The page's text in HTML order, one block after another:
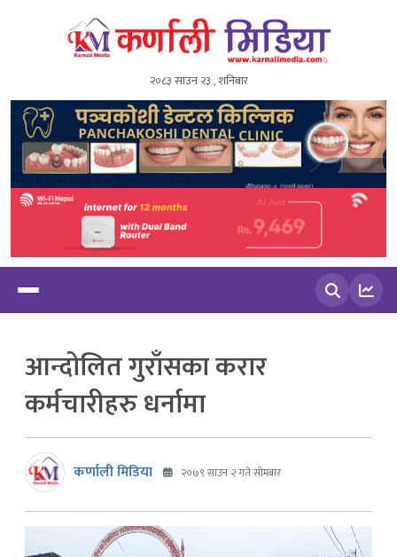
२०८३ साउन २३ , शनिबार
आन्दोलित गुराँसका करार
कर्मचारीहरु धर्नामा
कर्णाली मिडिया २०७९ साउन २ गते सोमबार